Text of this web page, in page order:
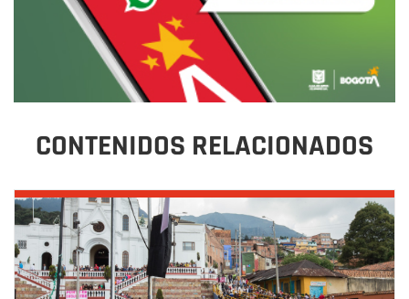
CONTENIDOS RELACIONADOS